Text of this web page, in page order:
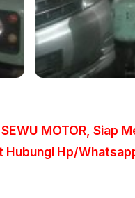
MOTOR, Siap
Hubungi Hp/